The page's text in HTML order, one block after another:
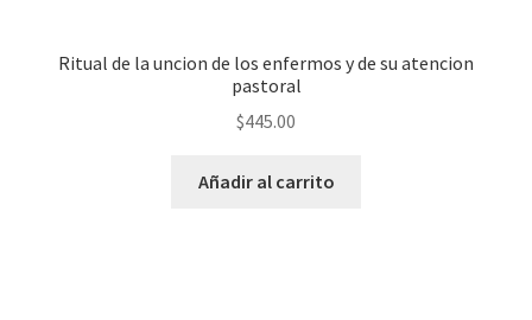
Ritual de la uncion de los enfermos y de su atencion
pastoral
$445.00
Añadir al carrito